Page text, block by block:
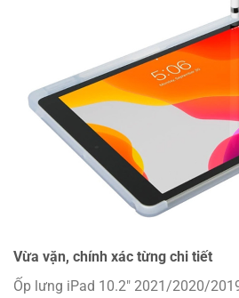
Vừa vặn, chính xác từng chi tiết
Ốp lưng iPad 10.2″ 2021/2020/